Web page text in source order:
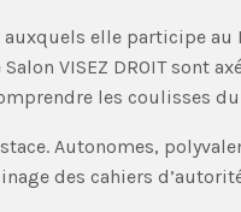
elle participe
VISEZ DROIT sont
les coulisses
Autonomes,
des cahiers